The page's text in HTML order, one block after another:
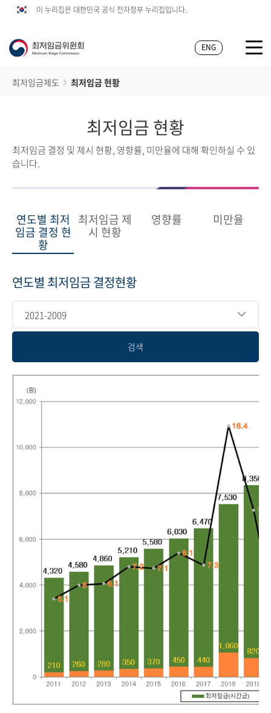
이 누리집은 대한민국 공식 전자정부 누리집입니다.
ENG
최저임금제도 최저임금 현황
최저임금 현황
최저임금 결정 및 제시 현황, 영향률, 미만율에 대해 확인하실 수 있
습니다.
연도별 최저
임금 결정 현
황
최저임금 제
시 현황
영향률 미만율
연도별 최저임금 결정현황
2021-2009
검색